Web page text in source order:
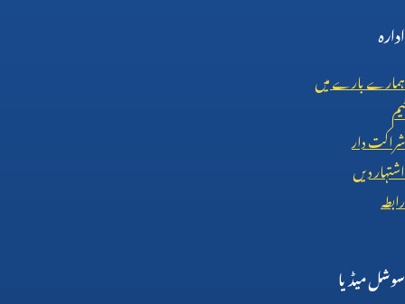
ادارہ
ہمارے بارے میں
ٹیم
شراکت دار
اشتہار دیں
رابطہ
سوشل میڈیا